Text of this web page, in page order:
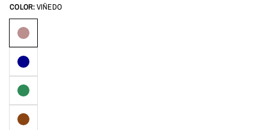
COLOR:VIÑEDO